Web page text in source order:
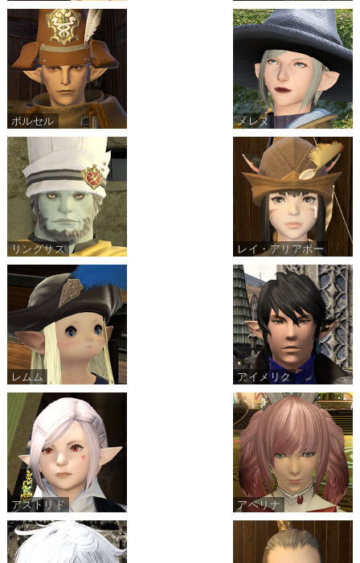
ボルセル メレヌ
リングサス レイ・アリアポー
レムム アイメリク
アストリド アベリナ